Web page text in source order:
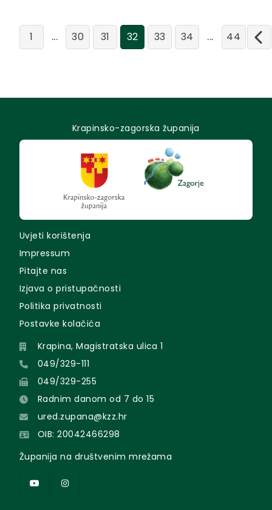
1 ... 30 31 32 33 34 ... 44
Krapinsko-zagorska županija
Uvjeti korištenja
Impressum
Pitajte nas
Izjava o pristupačnosti
Politika privatnosti
Postavke kolačića
Krapina, Magistratska ulica 1
049/329-111
049/329-255
Radnim danom od 7 do 15
ured.zupana@kzz.hr
OIB: 20042466298
Županija na društvenim mrežama